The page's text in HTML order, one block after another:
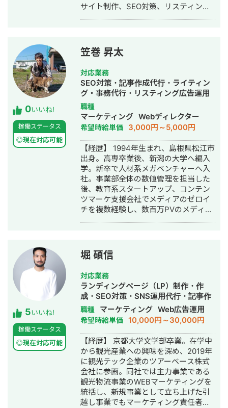
食店 ・官公庁
サイト制作、SEO対策、リスティング
ムコーポレーション（ユーペイント）
様 ご依頼内容：Web集客を依頼したい
→サイト制作、SEO対策、リスティン
グ広告運用を実施 ◎商工会・業界メデ
ィア支援例 「東村山市商工会」様 「外
壁塗装の窓口」様 ほか多数 ◎難関キー
ワードで上位表示 ・「屋根」で1位 ・
「ガルバリウム 鋼板」で1位 ・「塗り
壁」で1位 ・「外壁塗装」で3位 ・「埼
玉 リフォーム」「千葉県 外壁塗装」
「つくば市 外壁塗装」など地域キーワ
ードでも1位を多数獲得 【自己紹介】
・高校卒業後、札幌市で老舗の施工会
社に就職。職人として活動する ・
RIZAPの子会社に転職し、10年勤務。
事業部で最年少の支配人となり、新規
出店などを経験 ・副業だったマーケテ
ィング技術をもって独立 ・個人事業と
連続で150％以上の業績アップを実現
【略歴】 2018年〜2021年 ・外壁塗装
会社の集客のプロとして個人事業主で
活動 2022年〜 ・トソーマ株式会社
代表取締役 >リフォーム業・建設業
の集客支援 >SEO事業 >リスティ
ング広告事業 >ホームページ・LP制
作事業 LINE（無料相談をご希望の方）
https://s.lmes.jp/landing-
qr/2000788262-7YNDe1MK?
uLand=UGw3dP トソーマ株式会社公
式サイト https://tosoma.co.jp 無料で
相談も受け付けています。 興味がある
方は、LINEでお気軽にご連絡ください
ませ。
0いいね!
稼働ステータス
◎現在対応可能
笠巻 昇太
対応業務
SEO対策・記事作成代行・ライティン
グ・事務代行・リスティング広告運用
代行・オウンドメディア制作・構築・
運用代行・AI活用
職種
マーケティング Webディレクター
希望時給単価 3,000円～5,000円
【経歴】 1994年生まれ、島根県松江市
出身。高専卒業後、新潟の大学へ編入
学。新卒で人材系メガベンチャーへ入
社。事業部全体の数値管理を担当した
後、教育系スタートアップ、コンテン
ツマーケ支援会社でメディアのゼロイ
チを複数経験し、数百万PVのメディア
ネルを横断した利益（LTV-ROAS）改
善を経験。 Web解析を軸に、集客→売
上→利益改善まで伴走します。
5いいね!
稼働ステータス
◎現在対応可能
堀 碩信
対応業務
ランディングページ（LP）制作・作
成・SEO対策・SNS運用代行・記事作
成代行・ライティング・ホームページ
制作・作成・リスティング広告運用代
行・オウンドメディア制作・構築・運
用代行
職種 マーケティング Web広告運用
希望時給単価 10,000円～30,000円
【経歴】 京都大学文学部卒業。在学中
から観光産業への興味を深め、2019年
に観光テック企業のツアーベース株式
会社に参画。同社では主力事業である
観光物流事業のWEBマーケティングを
統括し、新規事業として立ち上げた引
越し事業でもマーケティング責任者と